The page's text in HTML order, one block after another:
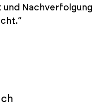
und Nachverfolgung